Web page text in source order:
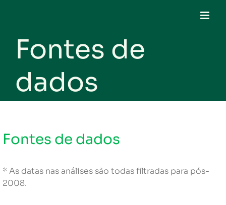
Fontes de
dados
Fontes de dados
* As datas nas análises são todas filtradas para pós-
2008.